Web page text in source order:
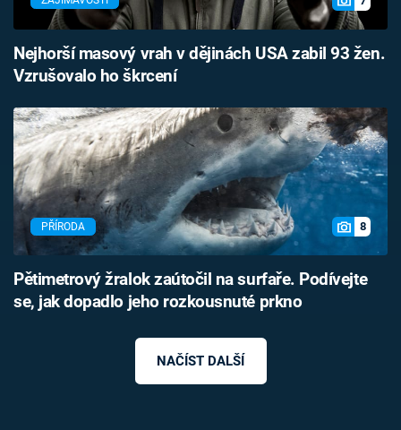
Nejhorší masový vrah v dějinách USA zabil 93 žen.
Vzrušovalo ho škrcení
PŘÍRODA 8
Pětimetrový žralok zaútočil na surfaře. Podívejte
se, jak dopadlo jeho rozkousnuté prkno
NAČÍST DALŠÍ